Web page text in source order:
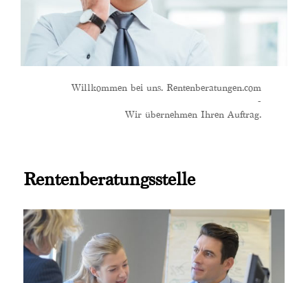
Willkommen bei uns. Rentenberatungen.com
-
Wir übernehmen Ihren Auftrag.
Rentenberatungsstelle